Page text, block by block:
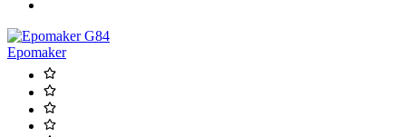
Epomaker